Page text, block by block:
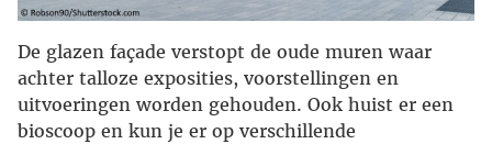
De glazen façade verstopt de oude muren waar
achter talloze exposities, voorstellingen en
uitvoeringen worden gehouden. Ook huist er een
bioscoop en kun je er op verschillende